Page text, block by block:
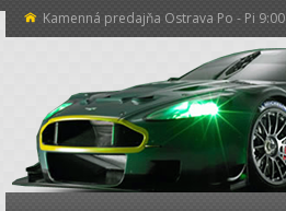
Kamenná predajňa Ostrava Po - Pi